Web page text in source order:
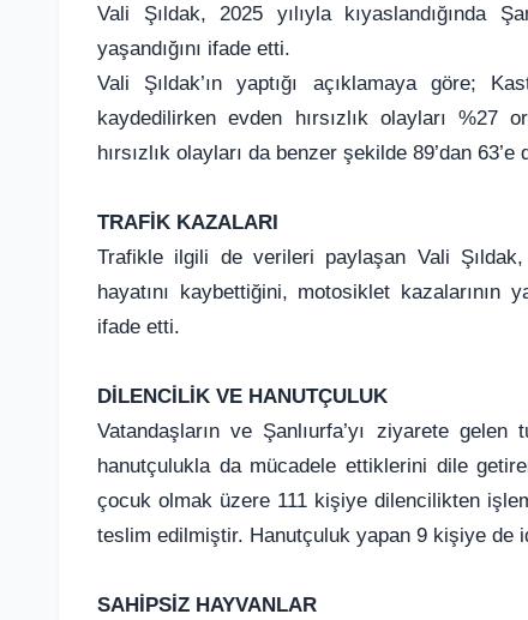
Vali Şıldak, 2025 yılıyla kıyaslandığında
yaşandığını ifade etti.
Vali Şıldak’ın yaptığı açıklamaya göre;
kaydedilirken evden hırsızlık olayları %27
hırsızlık olayları da benzer şekilde 89’dan 63’e
TRAFİK KAZALARI
Trafikle ilgili de verileri paylaşan Vali
hayatını kaybettiğini, motosiklet kazalarının
ifade etti.
DİLENCİLİK VE HANUTÇULUK
Vatandaşların ve Şanlıurfa’yı ziyarete
hanutçulukla da mücadele ettiklerini dile
çocuk olmak üzere 111 kişiye dilencilikten
teslim edilmiştir. Hanutçuluk yapan 9 kişiye de
SAHİPSİZ HAYVANLAR